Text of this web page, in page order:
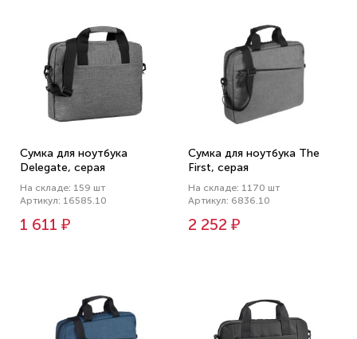
Сумка для ноутбука
Delegate, серая
На складе: 159 шт
Артикул: 16585.10
1 611 ₽
Сумка для ноутбука The
First, серая
На складе: 1170 шт
Артикул: 6836.10
2 252 ₽